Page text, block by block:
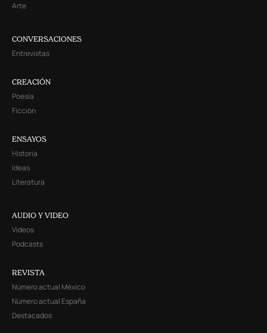
Arte
CONVERSACIONES
Entrevistas
CREACIÓN
Poesía
Ficción
ENSAYOS
Historia
Ideas
Literatura
AUDIO Y VIDEO
Videos
Podcasts
REVISTA
Número actual México
Número actual España
Destacados